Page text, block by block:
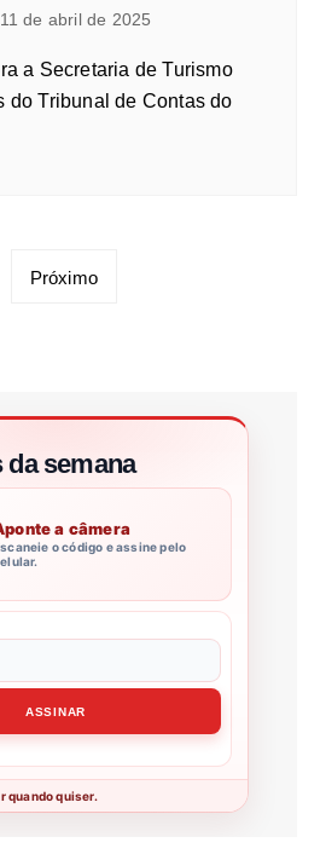
11 de abril de 2025
a Secretaria de Turismo
do Tribunal de Contas do
Próximo
da semana
a câmera
o código e assine pelo
quando quiser.